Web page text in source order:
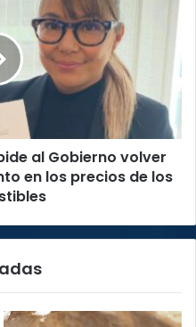
al Gobierno volver
en los precios de los